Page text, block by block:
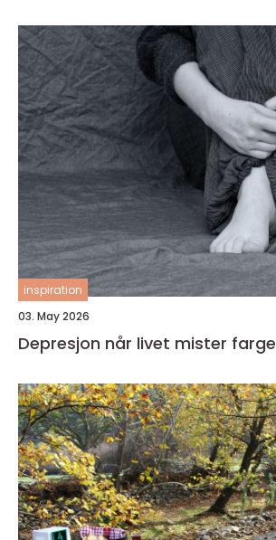
inspiration
03. May 2026
Depresjon når livet mister farge